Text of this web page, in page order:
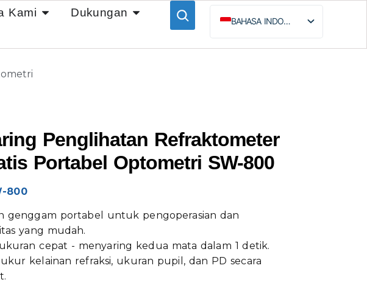
Kami
Dukungan
BAHASA INDONESIA
ENGLISH
Penglihatan Refraktometer
Portabel Optometri SW-800
800
genggam portabel untuk pengoperasian dan
yang mudah.
cepat - menyaring kedua mata dalam 1 detik.
kelainan refraksi, ukuran pupil, dan PD secara